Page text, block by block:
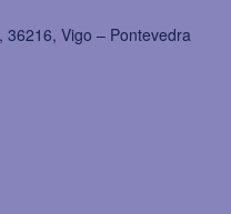
36216, Vigo – Pontevedra